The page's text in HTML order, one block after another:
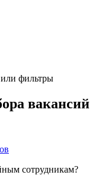
фильтры
вакансий
сотрудникам?